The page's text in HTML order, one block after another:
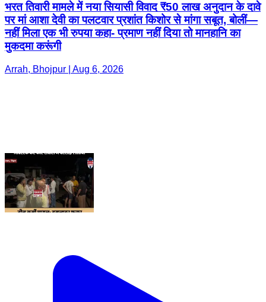
भरत तिवारी मामले में नया सियासी विवाद ₹50 लाख अनुदान के दावे
पर मां आशा देवी का पलटवार प्रशांत किशोर से मांगा सबूत, बोलीं—
नहीं मिला एक भी रुपया कहा- प्रमाण नहीं दिया तो मानहानि का
मुकदमा करूंगी
Arrah, Bhojpur | Aug 6, 2026